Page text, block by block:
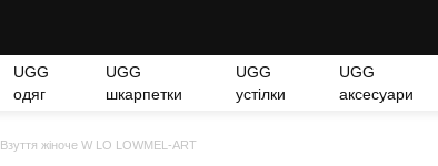
UGG
одяг
UGG
шкарпетки
UGG
устілки
UGG
аксесуари
Взуття жіноче W LO LOWMEL-ART